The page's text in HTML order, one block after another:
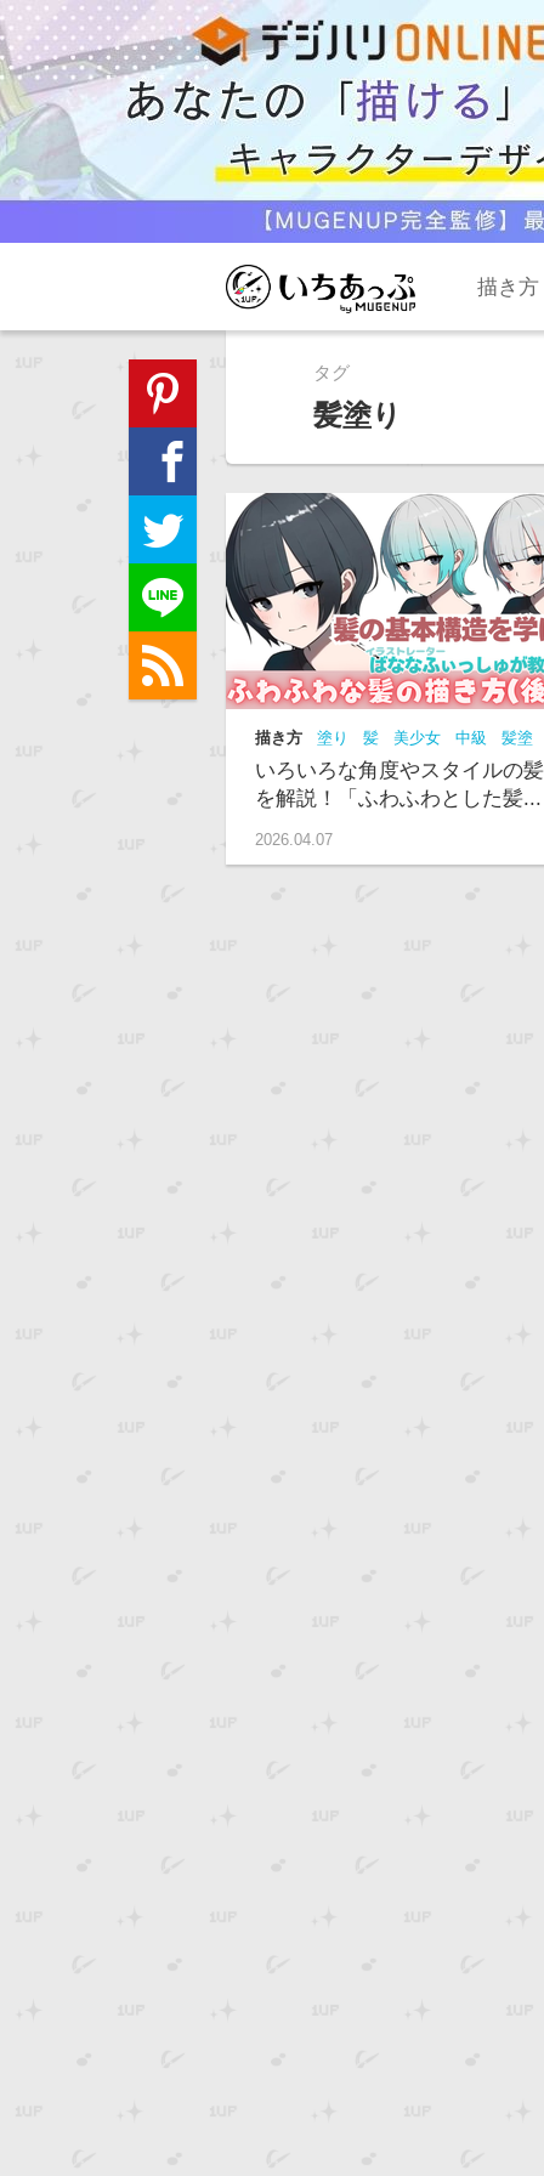
描き方
タグ
髪塗り
描き方 塗り 髪 美少女 中級
髪塗
り
塗り方 髪の塗り方
いろいろな角度やスタイルの髪
を解説！「ふわふわとした髪...
2026.04.07